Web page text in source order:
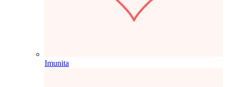
Imunita